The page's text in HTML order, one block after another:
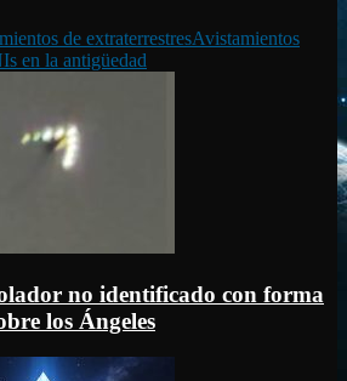
de extraterrestresAvistamientos
en la antigüedad
no identificado con forma
los Ángeles